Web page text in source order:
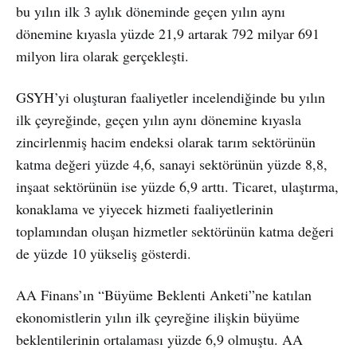
bu yılın ilk 3 aylık döneminde geçen yılın aynı
dönemine kıyasla yüzde 21,9 artarak 792 milyar 691
milyon lira olarak gerçekleşti.
GSYH’yi oluşturan faaliyetler incelendiğinde bu yılın
ilk çeyreğinde, geçen yılın aynı dönemine kıyasla
zincirlenmiş hacim endeksi olarak tarım sektörünün
katma değeri yüzde 4,6, sanayi sektörünün yüzde 8,8,
inşaat sektörünün ise yüzde 6,9 arttı. Ticaret, ulaştırma,
konaklama ve yiyecek hizmeti faaliyetlerinin
toplamından oluşan hizmetler sektörünün katma değeri
de yüzde 10 yükseliş gösterdi.
AA Finans’ın “Büyüme Beklenti Anketi”ne katılan
ekonomistlerin yılın ilk çeyreğine ilişkin büyüme
beklentilerinin ortalaması yüzde 6,9 olmuştu. AA